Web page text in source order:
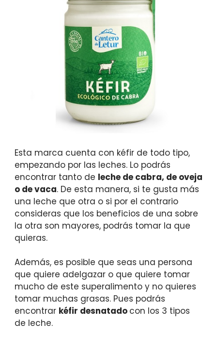
Esta marca cuenta con kéfir de todo tipo,
empezando por las leches. Lo podrás
encontrar tanto de leche de cabra, de oveja
o de vaca. De esta manera, si te gusta más
una leche que otra o si por el contrario
consideras que los beneficios de una sobre
la otra son mayores, podrás tomar la que
quieras.
Además, es posible que seas una persona
que quiere adelgazar o que quiere tomar
mucho de este superalimento y no quieres
tomar muchas grasas. Pues podrás
encontrar kéfir desnatado con los 3 tipos
de leche.